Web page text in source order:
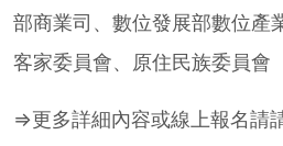
部商業司、數位發展部數位產
客家委員會、原住民族委員會
⇒更多詳細內容或線上報名請